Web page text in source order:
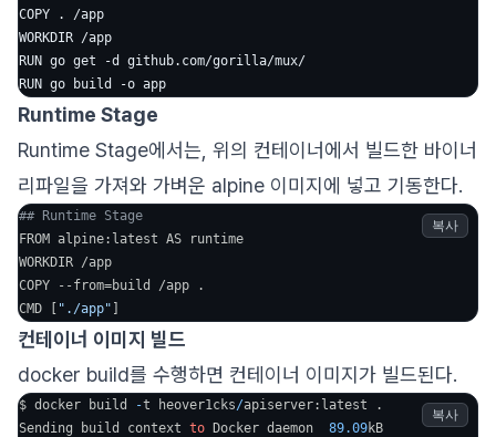
COPY . /app
WORKDIR /app
RUN go get -d github.com/gorilla/mux/
Runtime Stage
Runtime Stage에서는, 위의 컨테이너에서 빌드한 바이너
리파일을 가져와 가벼운 alpine 이미지에 넣고 기동한다.
## Runtime Stage
FROM alpine:latest AS runtime
WORKDIR /app
COPY --from=build /app .
CMD [
"./app"
복사
컨테이너 이미지 빌드
docker build를 수행하면 컨테이너 이미지가 빌드된다.
$ docker build -t heover1cks/apiserver:latest .
Sending build context to Docker daemon 89.09kB
복사